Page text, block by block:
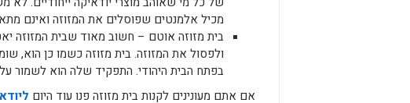
מכיל אלמנטים שפוסלים את המזוזה ואינם
בית מזוזה אוטם – חשוב מאוד שבית המזוזה
ולפסול את המזוזה. בית מזוזה כשמו כן הוא,
בפתח הבית היהודי. התפקיד שלה הוא לשמור
אם אתם מעונינים לקנות בית מזוזה פנו עוד היום